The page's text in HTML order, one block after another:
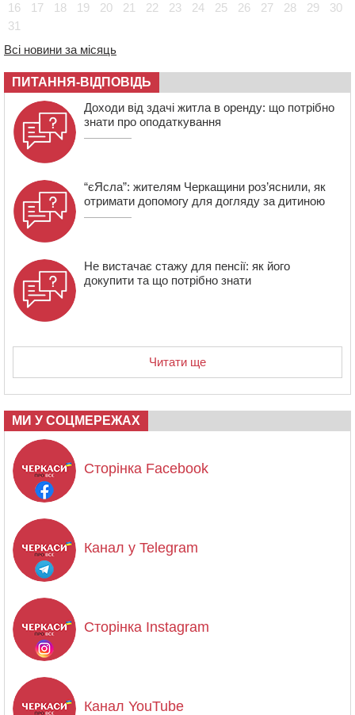
08:22
сплатили на Черкащині
06 СЕРПНЯ 2026, ЧЕТВЕР
21:13
Вісім медалей, з яких чотири золоті: черкаські
спортсмени тріумфували на чемпіонаті України
16
17 18 19 20 21 22 23 24 25 26 27 28 29
30
31
Всі новини за місяць
ПИТАННЯ-ВІДПОВІДЬ
Доходи від здачі житла в оренду: що потрібно
знати про оподаткування
“єЯсла”: жителям Черкащини роз’яснили, як
отримати допомогу для догляду за дитиною
Не вистачає стажу для пенсії: як його
докупити та що потрібно знати
Читати ще
МИ У СОЦМЕРЕЖАХ
Сторінка Facebook
Канал у Telegram
Сторінка Instagram
Канал YouTube